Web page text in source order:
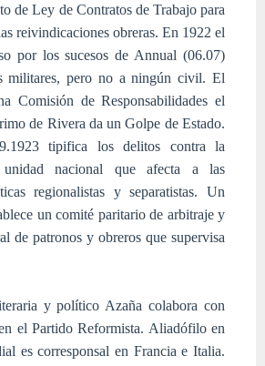
de Ley de Contratos de Trabajo para
reivindicaciones obreras. En 1922 el
por los sucesos de Annual (06.07)
militares, pero no a ningún civil. El
Comisión de Responsabilidades el
de Rivera da un Golpe de Estado.
tipifica los delitos contra la
nacional que afecta a las
regionalistas y separatistas. Un
un comité paritario de arbitraje y
de patronos y obreros que supervisa
y político Azaña colabora con
el Partido Reformista. Aliadófilo en
es corresponsal en Francia e Italia.